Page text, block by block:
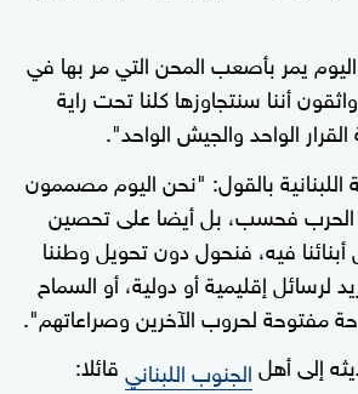
يمر بأصعب المحن التي مر بها في
أننا سنتجاوزها كلنا تحت راية
الواحد والجيش الواحد".
بالقول: "نحن اليوم مصممون
فحسب، بل أيضا على تحصين
فيه، فنحول دون تحويل وطننا
لرسائل إقليمية أو دولية، أو السماح
مفتوحة لحروب الآخرين وصراعاتهم".
إلى أهلالجنوب اللبنانيقائلا: